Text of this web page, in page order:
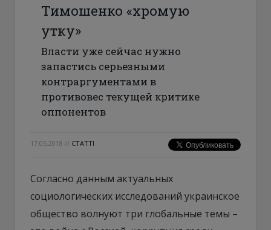
Тимошенко «хромую
утку»
Власти уже сейчас нужно
запастись серьезными
контраргументами в
противовес текущей критике
оппонентов
17.05.2018 // СТАТТІ
Согласно данным актуальных
социологических исследований украинское
общество волнуют три глобальные темы –